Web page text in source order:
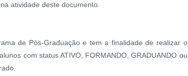
atividade deste documento.
de Pós-Graduação e tem a finalidade de realizar o
com status ATIVO, FORMANDO, GRADUANDO ou